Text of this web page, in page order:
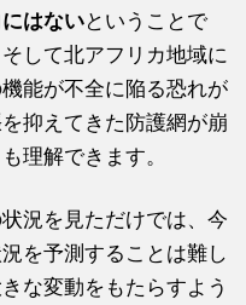
はないということで
して北アフリカ地域に
能が不全に陥る恐れが
抑えてきた防護網が崩
理解できます。
況を見ただけでは、今
を予測することは難し
な変動をもたらすよう